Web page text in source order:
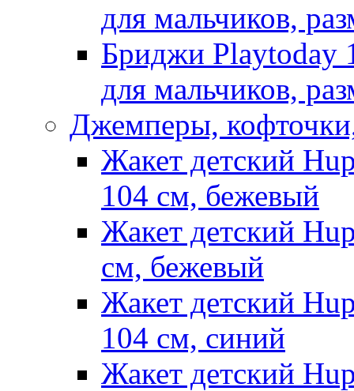
для мальчиков,
Бриджи Playtoday
для мальчиков,
Джемперы,
Жакет детский
104 см, бежевый
Жакет детский
см, бежевый
Жакет детский
104 см, синий
Жакет детский